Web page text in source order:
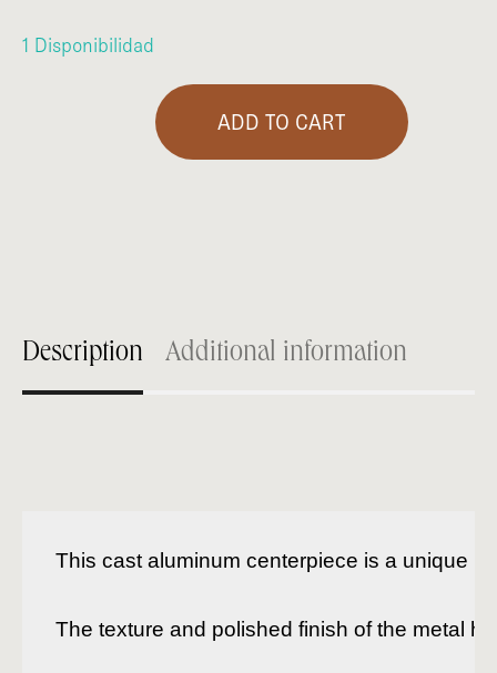
1 Disponibilidad
Starfish Centerpiece quantity
ADD TO CART
Description Additional information
This cast aluminum centerpiece is a unique
The texture and polished finish of the metal